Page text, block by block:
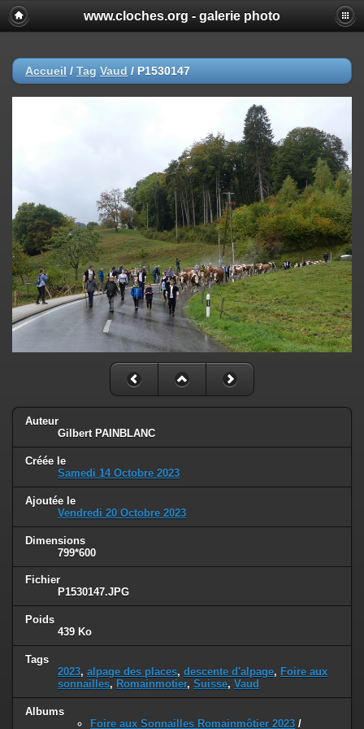
www.cloches.org - galerie photo
Accueil / Tag Vaud / P1530147
Auteur
Gilbert PAINBLANC
Créée le
Samedi 14 Octobre 2023
Ajoutée le
Vendredi 20 Octobre 2023
Dimensions
799*600
Fichier
P1530147.JPG
Poids
439 Ko
Tags
2023, alpage des places, descente d'alpage, Foire aux
sonnailles, Romainmotier, Suisse, Vaud
Albums
Foire aux Sonnailles Romainmôtier 2023 /